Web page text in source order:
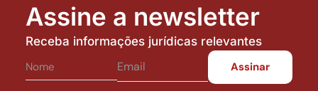
Assine a newsletter
Receba informações jurídicas relevantes